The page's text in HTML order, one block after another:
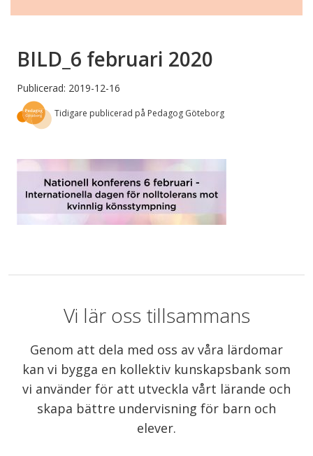
BILD_6 februari 2020
Publicerad: 2019-12-16
Tidigare publicerad på Pedagog Göteborg
Vi lär oss tillsammans
Genom att dela med oss av våra lärdomar
kan vi bygga en kollektiv kunskapsbank som
vi använder för att utveckla vårt lärande och
skapa bättre undervisning för barn och
elever.